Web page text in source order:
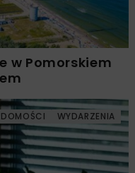
w Pomorskiem
WYDARZENIA